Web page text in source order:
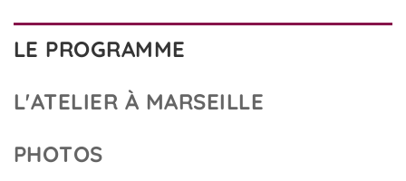
LE PROGRAMME
L'ATELIER À MARSEILLE
PHOTOS